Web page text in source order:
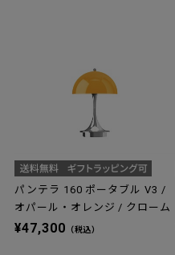
パンテラ 160 ポータブル V3 /
オパール・オレンジ / クローム
¥47,300 （税込）